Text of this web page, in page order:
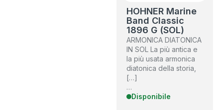
HOHNER Marine
Band Classic
1896 G (SOL)
ARMONICA DIATONICA
IN SOL La più antica e
la più usata armonica
diatonica della storia,
[…]
…
Disponibile